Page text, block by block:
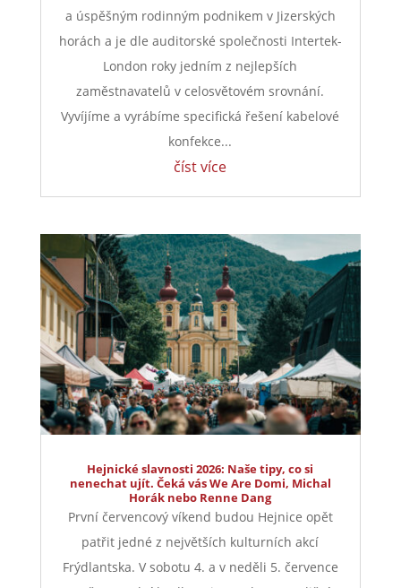
a úspěšným rodinným podnikem v Jizerských
horách a je dle auditorské společnosti Intertek-
London roky jedním z nejlepších
zaměstnavatelů v celosvětovém srovnání.
Vyvíjíme a vyrábíme specifická řešení kabelové
konfekce...
číst více
Hejnické slavnosti 2026: Naše tipy, co si
nenechat ujít. Čeká vás We Are Domi, Michal
Horák nebo Renne Dang
První červencový víkend budou Hejnice opět
patřit jedné z největších kulturních akcí
Frýdlantska. V sobotu 4. a v neděli 5. července